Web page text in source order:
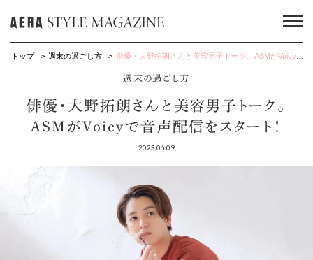
トップ 週末の過ごし方 俳優・大野拓朗さんと美容男子トーク。ASMがVoicyで音声配信をスタート！
週末の過ごし方
俳優・大野拓朗さんと美容男子トーク。
ASMがVoicyで音声配信をスタート！
2023.06.09